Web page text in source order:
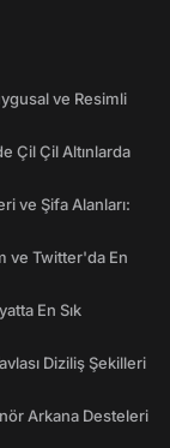
ve Resimli
Çil Çil Altınlarda
ve Şifa Alanları:
ve Twitter'da En
En Sık
Diziliş Şekilleri
Arkana Desteleri